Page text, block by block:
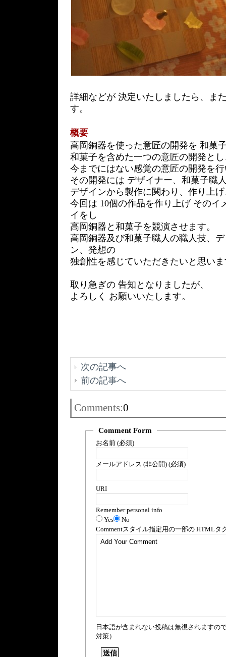
詳細などが 決定いたしましたら、ま
す。
概要
高岡銅器を使った意匠の開発を 和菓
和菓子を含めた一つの意匠の開発と
今までにはない感覚の意匠の開発を
その開発には デザイナー、和菓子職
デザインから製作に関わり、作り上
今回は 10個の作品を作り上げ そのイ
イをし
高岡銅器と和菓子を競演させます。
高岡銅器及び和菓子職人の職人技、
ン、発想の
独創性を感じていただきたいと思い
取り急ぎの 告知となりましたが、
よろしく お願いいたします。
次の記事へ
前の記事へ
Comments:0
Comment Form
お名前 (必須)
メールアドレス (非公開) (必須)
URI
Remember personal info
Yes
No
Commentスタイル指定用の一部の HTMLタ
日本語が含まれない投稿は無視されますの
対策）